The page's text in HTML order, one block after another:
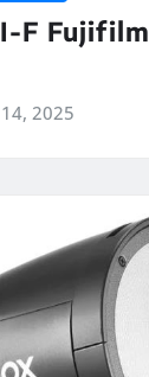
F Fujifilm
2025